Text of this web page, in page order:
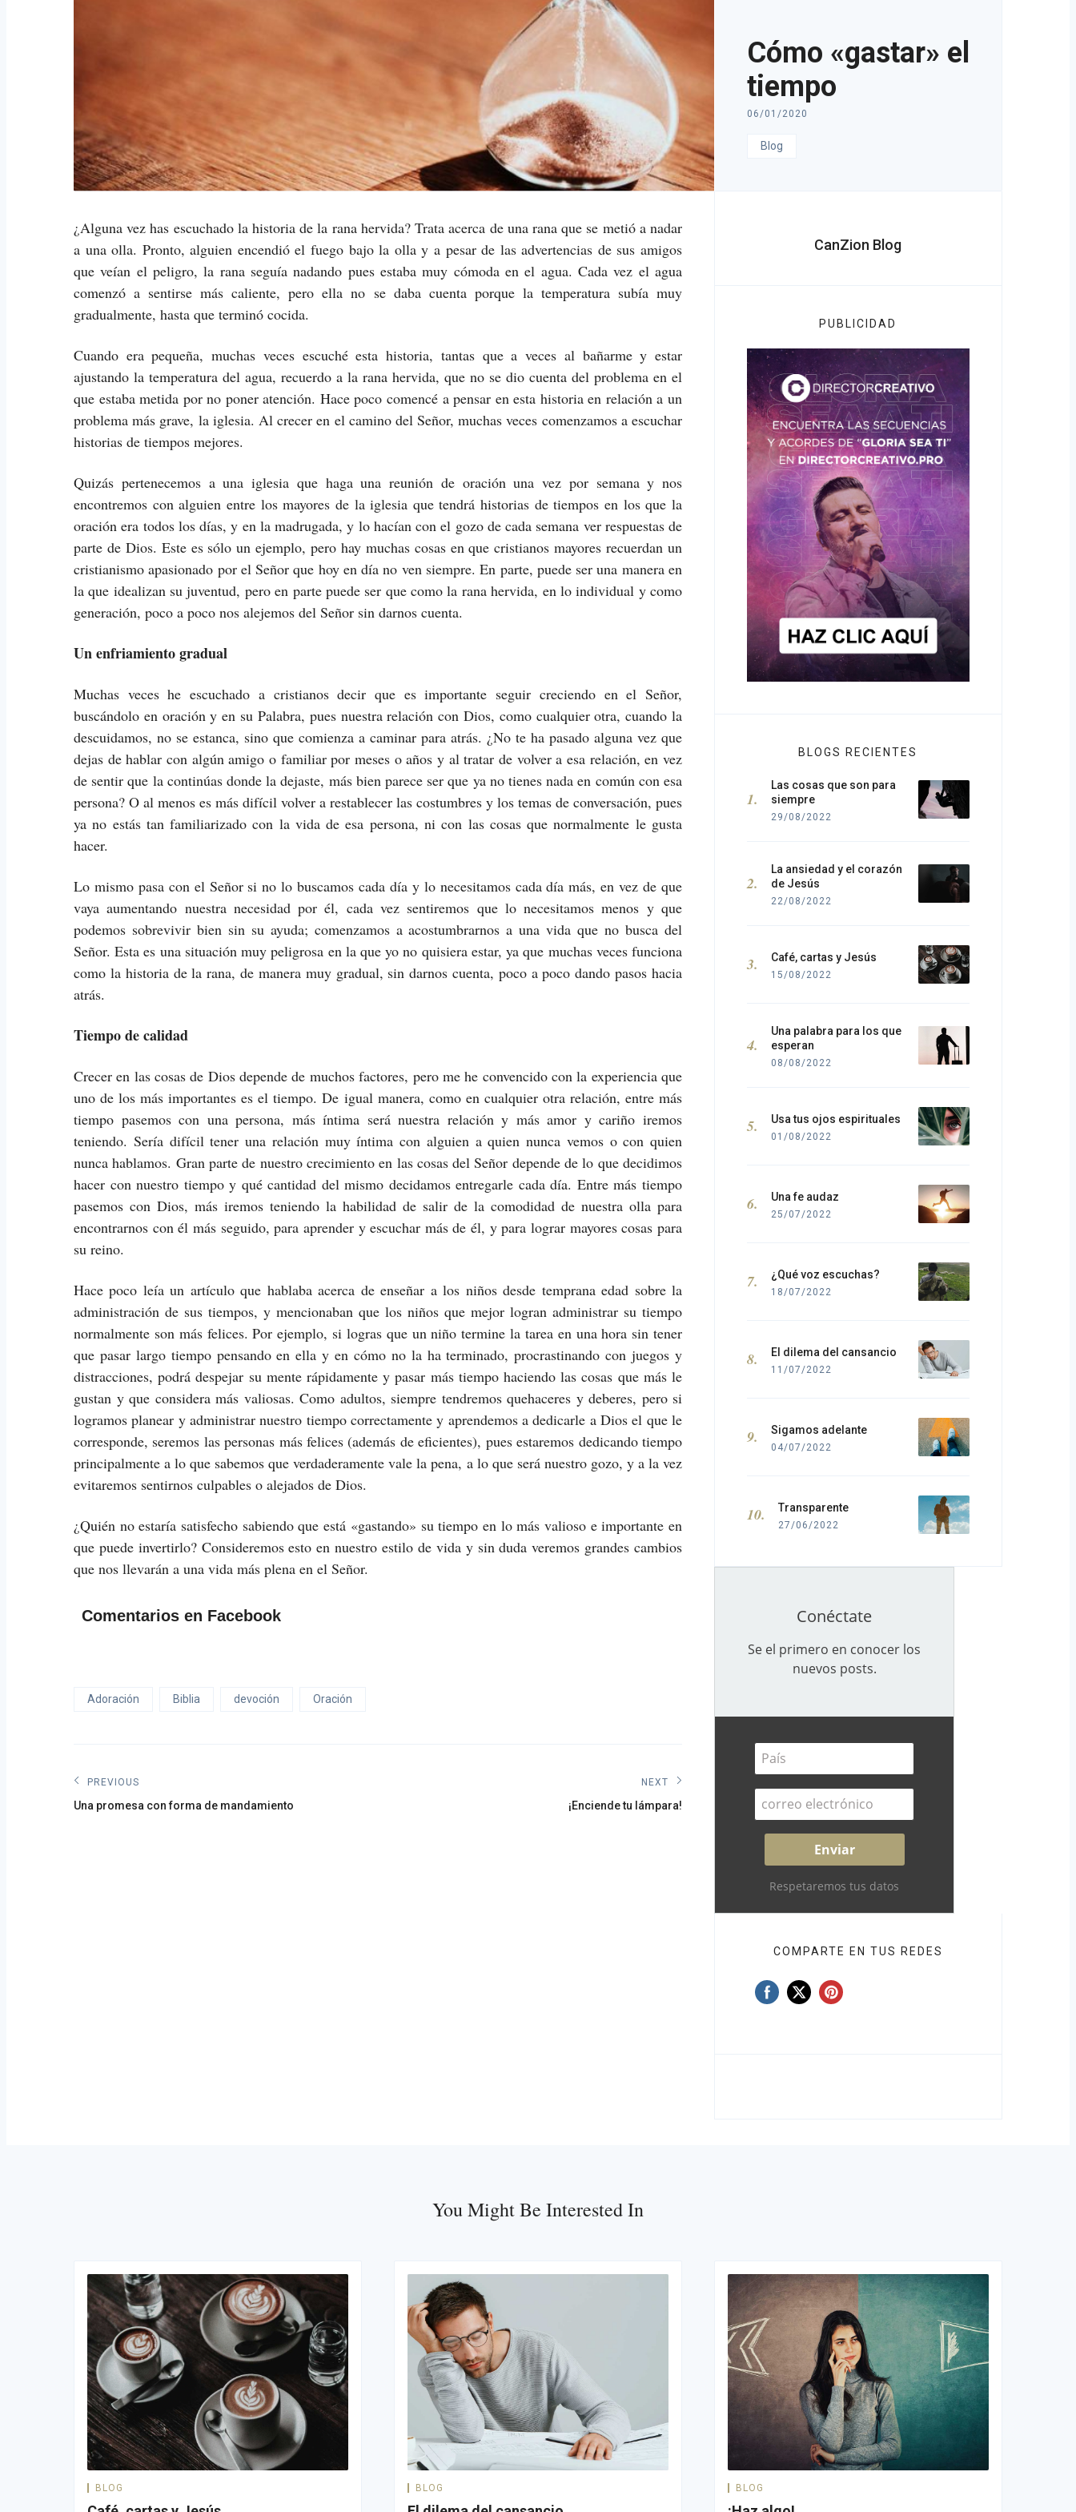
Cómo «gastar» el
tiempo
06/01/2020
Blog
¿Alguna vez has escuchado la historia de la rana hervida? Trata acerca de una rana que se metió a nadar
a una olla. Pronto, alguien encendió el fuego bajo la olla y a pesar de las advertencias de sus amigos
que veían el peligro, la rana seguía nadando pues estaba muy cómoda en el agua. Cada vez el agua
comenzó a sentirse más caliente, pero ella no se daba cuenta porque la temperatura subía muy
gradualmente, hasta que terminó cocida.
Cuando era pequeña, muchas veces escuché esta historia, tantas que a veces al bañarme y estar
ajustando la temperatura del agua, recuerdo a la rana hervida, que no se dio cuenta del problema en el
que estaba metida por no poner atención. Hace poco comencé a pensar en esta historia en relación a un
problema más grave, la iglesia. Al crecer en el camino del Señor, muchas veces comenzamos a escuchar
historias de tiempos mejores.
Quizás pertenecemos a una iglesia que haga una reunión de oración una vez por semana y nos
encontremos con alguien entre los mayores de la iglesia que tendrá historias de tiempos en los que la
oración era todos los días, y en la madrugada, y lo hacían con el gozo de cada semana ver respuestas de
parte de Dios. Este es sólo un ejemplo, pero hay muchas cosas en que cristianos mayores recuerdan un
cristianismo apasionado por el Señor que hoy en día no ven siempre. En parte, puede ser una manera en
la que idealizan su juventud, pero en parte puede ser que como la rana hervida, en lo individual y como
generación, poco a poco nos alejemos del Señor sin darnos cuenta.
Un enfriamiento gradual
Muchas veces he escuchado a cristianos decir que es importante seguir creciendo en el Señor,
buscándolo en oración y en su Palabra, pues nuestra relación con Dios, como cualquier otra, cuando la
descuidamos, no se estanca, sino que comienza a caminar para atrás. ¿No te ha pasado alguna vez que
dejas de hablar con algún amigo o familiar por meses o años y al tratar de volver a esa relación, en vez
de sentir que la continúas donde la dejaste, más bien parece ser que ya no tienes nada en común con esa
persona? O al menos es más difícil volver a restablecer las costumbres y los temas de conversación, pues
ya no estás tan familiarizado con la vida de esa persona, ni con las cosas que normalmente le gusta
hacer.
Lo mismo pasa con el Señor si no lo buscamos cada día y lo necesitamos cada día más, en vez de que
vaya aumentando nuestra necesidad por él, cada vez sentiremos que lo necesitamos menos y que
podemos sobrevivir bien sin su ayuda; comenzamos a acostumbrarnos a una vida que no busca del
Señor. Esta es una situación muy peligrosa en la que yo no quisiera estar, ya que muchas veces funciona
como la historia de la rana, de manera muy gradual, sin darnos cuenta, poco a poco dando pasos hacia
atrás.
Tiempo de calidad
Crecer en las cosas de Dios depende de muchos factores, pero me he convencido con la experiencia que
uno de los más importantes es el tiempo. De igual manera, como en cualquier otra relación, entre más
tiempo pasemos con una persona, más íntima será nuestra relación y más amor y cariño iremos
teniendo. Sería difícil tener una relación muy íntima con alguien a quien nunca vemos o con quien
nunca hablamos. Gran parte de nuestro crecimiento en las cosas del Señor depende de lo que decidimos
hacer con nuestro tiempo y qué cantidad del mismo decidamos entregarle cada día. Entre más tiempo
pasemos con Dios, más iremos teniendo la habilidad de salir de la comodidad de nuestra olla para
encontrarnos con él más seguido, para aprender y escuchar más de él, y para lograr mayores cosas para
su reino.
Hace poco leía un artículo que hablaba acerca de enseñar a los niños desde temprana edad sobre la
administración de sus tiempos, y mencionaban que los niños que mejor logran administrar su tiempo
normalmente son más felices. Por ejemplo, si logras que un niño termine la tarea en una hora sin tener
que pasar largo tiempo pensando en ella y en cómo no la ha terminado, procrastinando con juegos y
distracciones, podrá despejar su mente rápidamente y pasar más tiempo haciendo las cosas que más le
gustan y que considera más valiosas. Como adultos, siempre tendremos quehaceres y deberes, pero si
logramos planear y administrar nuestro tiempo correctamente y aprendemos a dedicarle a Dios el que le
corresponde, seremos las personas más felices (además de eficientes), pues estaremos dedicando tiempo
principalmente a lo que sabemos que verdaderamente vale la pena, a lo que será nuestro gozo, y a la vez
evitaremos sentirnos culpables o alejados de Dios.
¿Quién no estaría satisfecho sabiendo que está «gastando» su tiempo en lo más valioso e importante en
que puede invertirlo? Consideremos esto en nuestro estilo de vida y sin duda veremos grandes cambios
que nos llevarán a una vida más plena en el Señor.
Comentarios en Facebook
Adoración Biblia devoción Oración
Navegación
de
PREVIOUS
Previous
Una promesa con forma de mandamiento
NEXT
Next
¡Enciende tu lámpara!
CanZion Blog
PUBLICIDAD
BLOGS RECIENTES
Las cosas que son para
siempre
29/08/2022
La ansiedad y el corazón
de Jesús
22/08/2022
Café, cartas y Jesús
15/08/2022
Una palabra para los que
esperan
08/08/2022
Usa tus ojos espirituales
01/08/2022
Una fe audaz
25/07/2022
¿Qué voz escuchas?
18/07/2022
El dilema del cansancio
11/07/2022
Sigamos adelante
04/07/2022
Transparente
27/06/2022
Conéctate
Se el primero en conocer los
nuevos posts.
Respetaremos tus datos
COMPARTE EN TUS REDES
You Might Be Interested In
BLOG BLOG BLOG